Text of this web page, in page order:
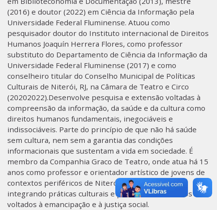
(2016) e doutor (2022) em Ciência da Informação pela
Universidade Federal Fluminense. Atuou como
pesquisador doutor do Instituto internacional de Direitos
Humanos Joaquín Herrera Flores, como professor
substituto do Departamento de Ciência da Informação da
Universidade Federal Fluminense (2017) e como
conselheiro titular do Conselho Municipal de Políticas
Culturais de Niterói, RJ, na Câmara de Teatro e Circo
(20202022).Desenvolve pesquisa e extensão voltadas à
compreensão da informação, da saúde e da cultura como
direitos humanos fundamentais, inegociáveis e
indissociáveis. Parte do princípio de que não há saúde
sem cultura, nem sem a garantia das condições
informacionais que sustentam a vida em sociedade. É
membro da Companhia Graco de Teatro, onde atua há 15
anos como professor e orientador artístico de jovens de
contextos periféricos de Niterói e São Gonçalo,
integrando práticas culturais e processos educativos
voltados à emancipação e à justiça social.​